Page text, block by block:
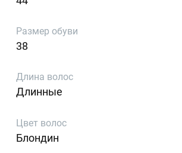
Размер обуви
38
Длина волос
Длинные
Цвет волос
Блондин